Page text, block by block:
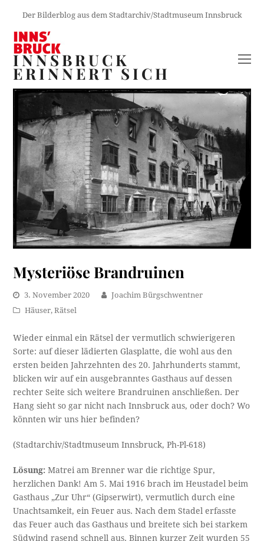
Der Bilderblog aus dem Stadtarchiv/Stadtmuseum Innsbruck
INNSBRUCK
ERINNERT SICH
Mysteriöse Brandruinen
3. November 2020
Joachim Bürgschwentner
Häuser,Rätsel
Wieder einmal ein Rätsel der vermutlich schwierigeren
Sorte: auf dieser lädierten Glasplatte, die wohl aus den
ersten beiden Jahrzehnten des 20. Jahrhunderts stammt,
blicken wir auf ein ausgebranntes Gasthaus auf dessen
rechter Seite sich weitere Brandruinen anschließen. Der
Hang sieht so gar nicht nach Innsbruck aus, oder doch? Wo
könnten wir uns hier befinden?
(Stadtarchiv/Stadtmuseum Innsbruck, Ph-Pl-618)
Lösung: Matrei am Brenner war die richtige Spur,
herzlichen Dank! Am 5. Mai 1916 brach im Heustadel beim
Gasthaus „Zur Uhr“ (Gipserwirt), vermutlich durch eine
Unachtsamkeit, ein Feuer aus. Nach dem Stadel erfasste
das Feuer auch das Gasthaus und breitete sich bei starkem
Südwind rasend schnell aus. Binnen kurzer Zeit wurden 55